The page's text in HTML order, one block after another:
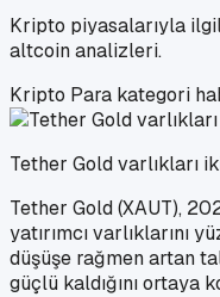
Kripto piyasalarıyla
altcoin analizleri.
Kripto Para kategori
Tether Gold varlıkları
Tether Gold (XAUT),
yatırımcı varlıklarını
düşüşe rağmen artan
güçlü kaldığını ortaya